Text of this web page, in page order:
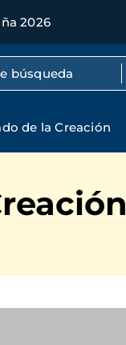
2026
completo
de la Creación